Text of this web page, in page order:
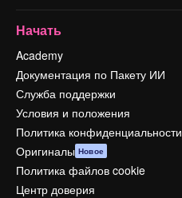
Начать
Academy
Документация по Пакету ИИ
Служба поддержки
Условия и положения
Политика конфиденциальности
Оригиналы Новое
Политика файлов cookie
Центр доверия